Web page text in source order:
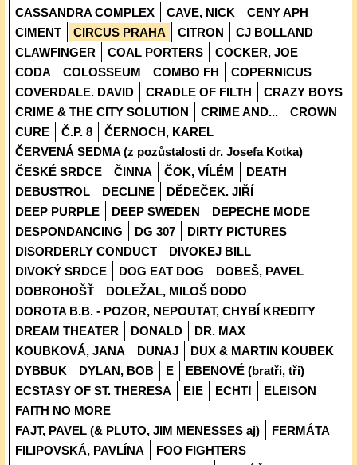
CASSANDRA COMPLEX
CAVE, NICK
CENY APH
CIMENT
CIRCUS PRAHA CITRON
CJ BOLLAND
CLAWFINGER
COAL PORTERS
COCKER, JOE
CODA
COLOSSEUM COMBO FH
COPERNICUS
COVERDALE. DAVID
CRADLE OF FILTH
CRAZY BOYS
CRIME & THE CITY SOLUTION
CRIME AND...
CROWN
CURE
Č.P. 8
ČERNOCH, KAREL
ČERVENÁ SEDMA (z pozůstalosti dr. Josefa Kotka)
ČESKÉ SRDCE
ČINNA ČOK, VÍLÉM
DEATH
DEBUSTROL
DECLINE
DĚDEČEK. JIŘÍ
DEEP PURPLE
DEEP SWEDEN
DEPECHE MODE
DESPONDANCING
DG 307
DIRTY PICTURES
DISORDERLY CONDUCT
DIVOKEJ BILL
DIVOKÝ SRDCE
DOG EAT DOG
DOBEŠ, PAVEL
DOBROHOŠŤ
DOLEŽAL, MILOŠ DODO
DOROTA B.B. - POZOR, NEPOUTAT, CHYBÍ KREDITY
DREAM THEATER
DONALD
DR. MAX
KOUBKOVÁ, JANA
DUNAJ
DUX & MARTIN KOUBEK
DYBBUK
DYLAN, BOB E
EBENOVÉ (bratři, tři)
ECSTASY OF ST. THERESA
E!E ECHT!
ELEISON
FAITH NO MORE
FAJT, PAVEL (& PLUTO, JIM MENESSES aj)
FERMÁTA
FILIPOVSKÁ, PAVLÍNA
FOO FIGHTERS